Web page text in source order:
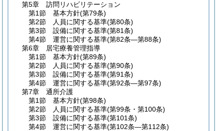
第5章
訪問リハビリテーション
第1節
基本方針(第79条)
第2節
人員に関する基準(第80条)
第3節
設備に関する基準(第81条)
第4節
運営に関する基準(第82条―第88条)
第6章
居宅療養管理指導
第1節
基本方針(第89条)
第2節
人員に関する基準(第90条)
第3節
設備に関する基準(第91条)
第4節
運営に関する基準(第92条―第97条)
第7章
通所介護
第1節
基本方針(第98条)
第2節
人員に関する基準(第99条・第100条)
第3節
設備に関する基準(第101条)
第4節
運営に関する基準(第102条―第112条)